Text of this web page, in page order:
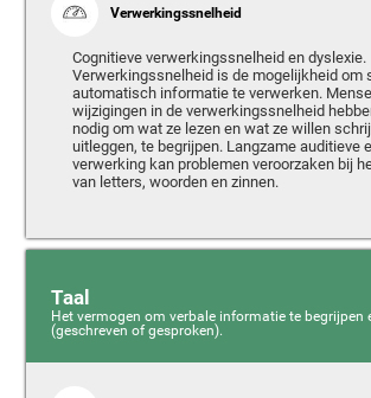
Verwerkingssnelheid
Cognitieve verwerkingssnelheid en dyslexie.
Verwerkingssnelheid is de mogelijkheid om
automatisch informatie te verwerken.
wijzigingen in de verwerkingssnelheid
nodig om wat ze lezen en wat ze willen
uitleggen, te begrijpen. Langzame auditieve
verwerking kan problemen veroorzaken bij
van letters, woorden en zinnen.
Taal
Het vermogen om verbale informatie te begrijpen
(geschreven of gesproken).